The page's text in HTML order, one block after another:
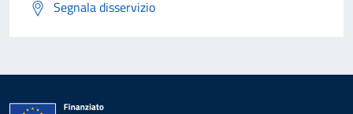
Segnala disservizio